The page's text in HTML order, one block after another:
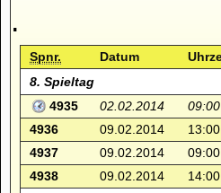
.
Spnr. Datum
8. Spieltag
4935
02.02.2014
4936
09.02.2014
4937
09.02.2014
4938
09.02.2014